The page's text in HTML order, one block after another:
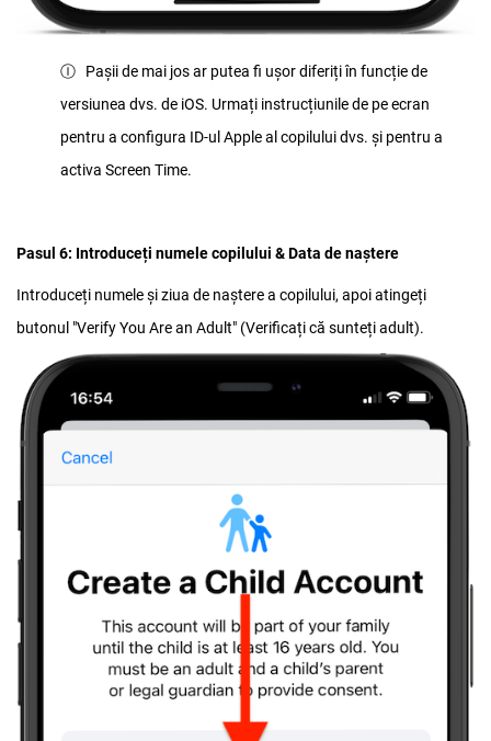
Ⓘ Pașii de mai jos ar putea fi ușor diferiți în funcție de
versiunea dvs. de iOS. Urmați instrucțiunile de pe ecran
pentru a configura ID-ul Apple al copilului dvs. și pentru a
activa Screen Time.
Pasul 6: Introduceți numele copilului & Data de naștere
Introduceți numele și ziua de naștere a copilului, apoi atingeți
butonul "Verify You Are an Adult" (Verificați că sunteți adult).